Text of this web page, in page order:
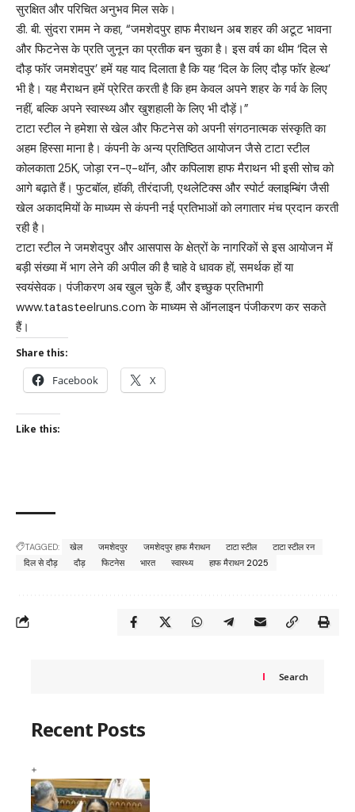
सुरक्षित और परिचित अनुभव मिल सके।
डी. बी. सुंदरा रामम ने कहा, “जमशेदपुर हाफ मैराथन अब शहर की अटूट भावना
और फिटनेस के प्रति जुनून का प्रतीक बन चुका है। इस वर्ष का थीम ‘दिल से
दौड़ फॉर जमशेदपुर’ हमें यह याद दिलाता है कि यह ‘दिल के लिए दौड़ फॉर हेल्थ’
भी है। यह मैराथन हमें प्रेरित करती है कि हम केवल अपने शहर के गर्व के लिए
नहीं, बल्कि अपने स्वास्थ्य और खुशहाली के लिए भी दौड़ें।”
टाटा स्टील ने हमेशा से खेल और फिटनेस को अपनी संगठनात्मक संस्कृति का
अहम हिस्सा माना है। कंपनी के अन्य प्रतिष्ठित आयोजन जैसे टाटा स्टील
कोलकाता 25K, जोड़ा रन-ए-थॉन, और कपिलाश हाफ मैराथन भी इसी सोच को
आगे बढ़ाते हैं। फुटबॉल, हॉकी, तीरंदाजी, एथलेटिक्स और स्पोर्ट क्लाइम्बिंग जैसी
खेल अकादमियों के माध्यम से कंपनी नई प्रतिभाओं को लगातार मंच प्रदान करती
रही है।
टाटा स्टील ने जमशेदपुर और आसपास के क्षेत्रों के नागरिकों से इस आयोजन में
बड़ी संख्या में भाग लेने की अपील की है चाहे वे धावक हों, समर्थक हों या
स्वयंसेवक। पंजीकरण अब खुल चुके हैं, और इच्छुक प्रतिभागी
www.tatasteelruns.com के माध्यम से ऑनलाइन पंजीकरण कर सकते
हैं।
Share this:
Facebook X
Like this:
TAGGED: खेल जमशेदपुर जमशेदपुर हाफ मैराथन टाटा स्टील
टाटा स्टील रन
दिल से दौड़
दौड़ फिटनेस भारत स्वास्थ्य हाफ मैराथन 2025
Search
Recent Posts